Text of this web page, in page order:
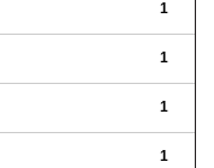
1
1
1
1